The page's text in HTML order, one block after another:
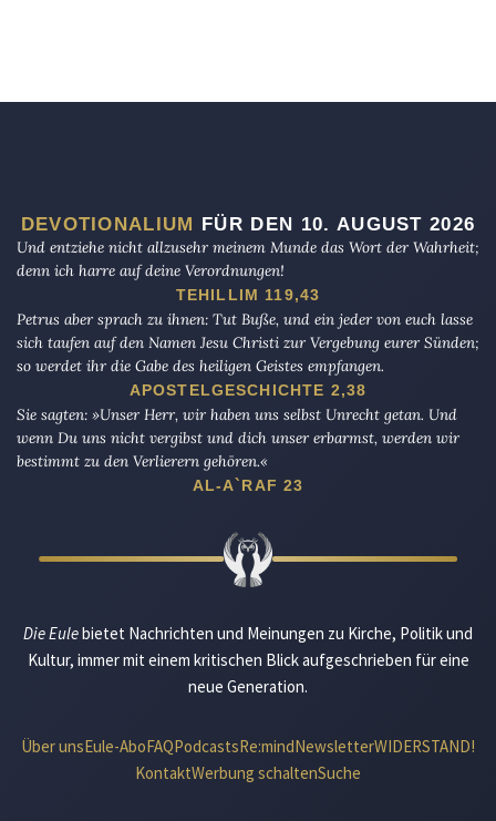
DEVOTIONALIUM FÜR DEN 10. AUGUST 2026
Und entziehe nicht allzusehr meinem Munde das Wort der Wahrheit;
denn ich harre auf deine Verordnungen!
TEHILLIM 119,43
Petrus aber sprach zu ihnen: Tut Buße, und ein jeder von euch lasse
sich taufen auf den Namen Jesu Christi zur Vergebung eurer Sünden;
so werdet ihr die Gabe des heiligen Geistes empfangen.
APOSTELGESCHICHTE 2,38
Sie sagten: »Unser Herr, wir haben uns selbst Unrecht getan. Und
wenn Du uns nicht vergibst und dich unser erbarmst, werden wir
bestimmt zu den Verlierern gehören.«
AL-A`RAF 23
Die Eulebietet Nachrichten und Meinungen zu Kirche, Politik und
Kultur, immer mit einem kritischen Blick aufgeschrieben für eine
neue Generation.
Über unsEule-AboFAQPodcastsRe:mindNewsletterWIDERSTAND!
KontaktWerbung schaltenSuche